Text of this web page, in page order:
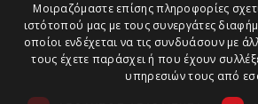
Μοιραζόμαστε επίσης πληροφορίες
ιστότοπού μας με τους συνεργάτες
οποίοι ενδέχεται να τις συνδυάσουν με
τους έχετε παράσχει ή που έχουν
υπηρεσιών τους από